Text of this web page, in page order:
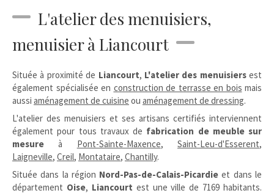
L'atelier des menuisiers,
menuisier à Liancourt
Située à proximité de Liancourt, L'atelier des menuisiersest
également spécialisée en construction de terrasse en bois mais
aussi aménagement de cuisine ou aménagement de dressing.
L'atelier des menuisiers et ses artisans certifiés interviennent
également pour tous travaux de fabrication de meuble sur
mesure à Pont-Sainte-Maxence,Saint-Leu-d'Esserent,
Laigneville, Creil, Montataire, Chantilly.
Située dans la région Nord-Pas-de-Calais-Picardie et dans le
département Oise, Liancourt est une ville de 7169 habitants.